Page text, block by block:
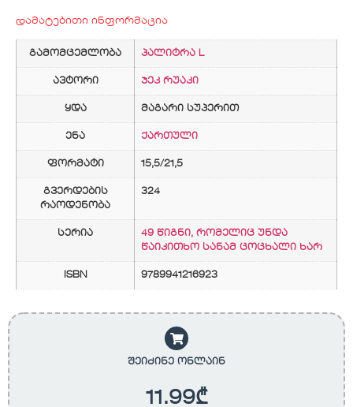
დამატებითი ინფორმაცია
გამომცემლობა პალიტრა L
ავტორი ჯეკ რუაკი
ყდა მაგარი სუპერით
ენა ქართული
ფორმატი 15,5/21,5
გვერდების
რაოდენობა
324
სერია
49 წიგნი, რომელიც უნდა
წაიკითხო სანამ ცოცხალი ხარ
ISBN 9789941216923
შეიძინე ონლაინ
11.99₾